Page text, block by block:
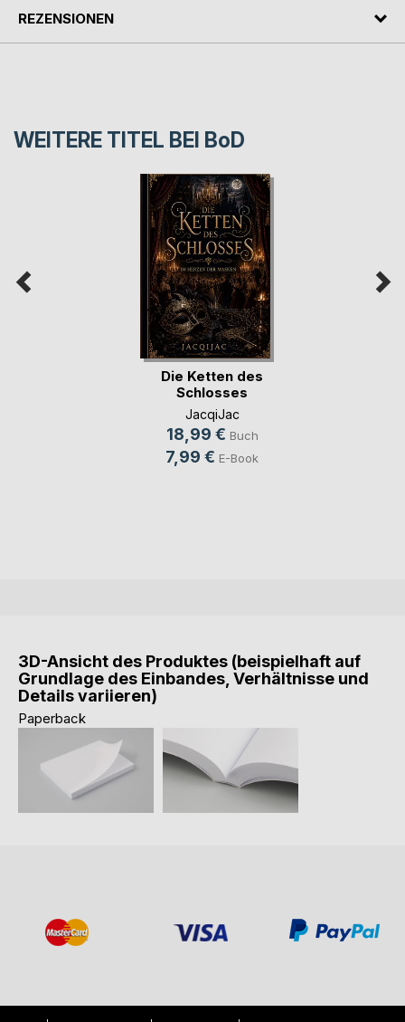
REZENSIONEN
WEITERE TITEL BEI BoD
Die Ketten des
Schlosses
JacqiJac
18,99 € Buch
7,99 € E-Book
3D-Ansicht des Produktes (beispielhaft auf
Grundlage des Einbandes, Verhältnisse und
Details variieren)
Paperback